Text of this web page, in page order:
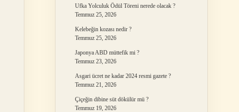
Ufka Yolculuk Ödül Töreni nerede olacak ?
Temmuz 25, 2026
Kelebeğin kozası nedir ?
Temmuz 25, 2026
Japonya ABD müttefik mi ?
Temmuz 23, 2026
Asgari ücret ne kadar 2024 resmi gazete ?
Temmuz 21, 2026
Çiçeğin dibine süt dökülür mü ?
Temmuz 19, 2026